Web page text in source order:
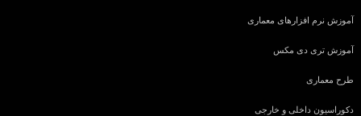
آموزش نرم افزارهای معماری
آموزش تری دی مکس
طرح معماری
دکوراسیون داخلی و خارجی